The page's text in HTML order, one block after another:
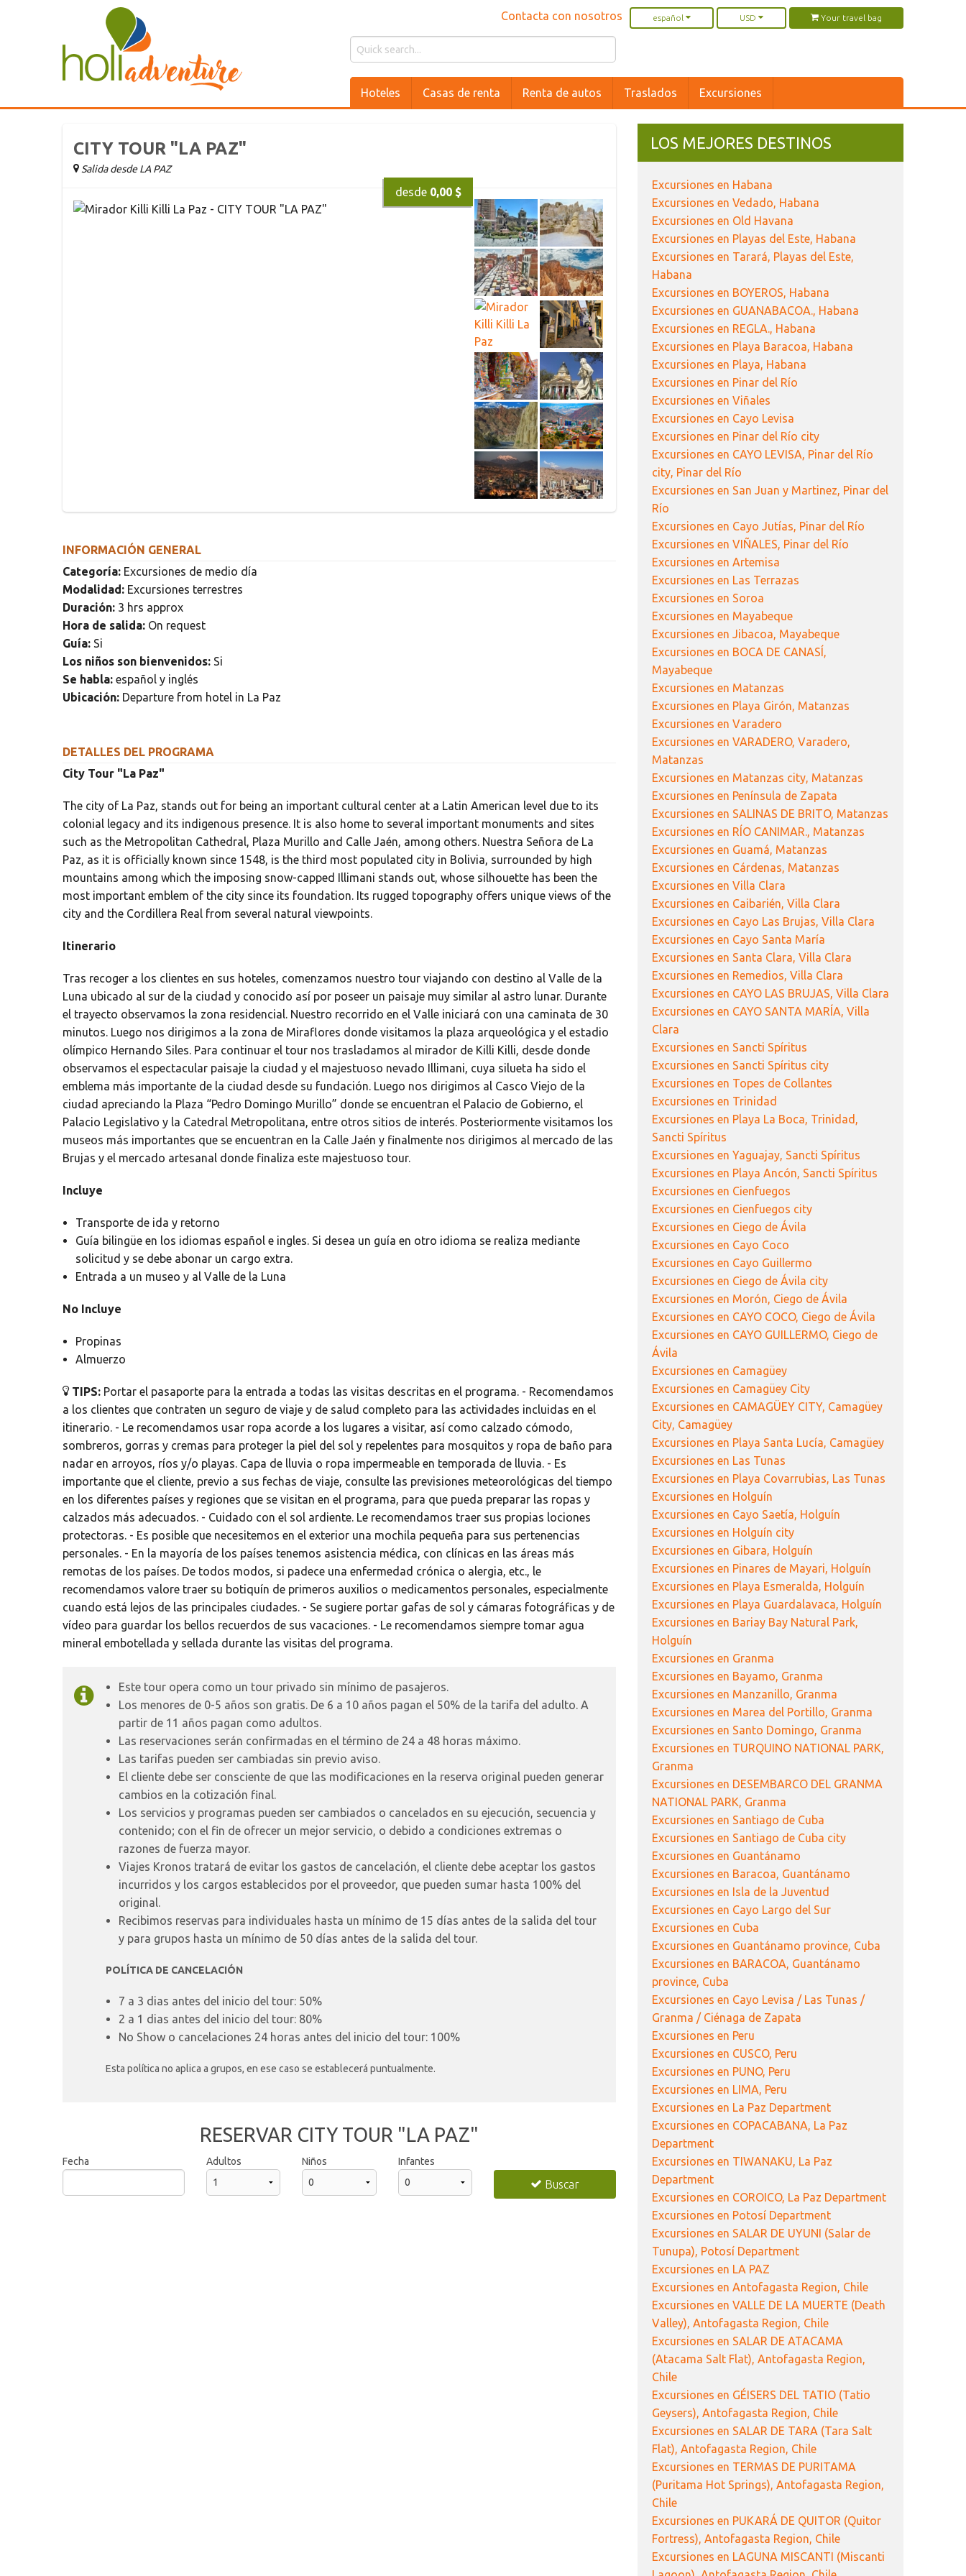
español USD Your travel bag
Contacta con nosotros
Hoteles Casas de renta Renta de autos Traslados Excursiones
CITY TOUR "LA PAZ"
Salida desde LA PAZ
desde 0,00 $
INFORMACIÓN GENERAL
Categoría: Excursiones de medio día
Modalidad: Excursiones terrestres
Duración: 3 hrs approx
Hora de salida: On request
Guía: Si
Los niños son bienvenidos: Si
Se habla: español y inglés
Ubicación: Departure from hotel in La Paz
DETALLES DEL PROGRAMA
City Tour "La Paz"
The city of La Paz, stands out for being an important cultural center at a Latin American level due to its
colonial legacy and its indigenous presence. It is also home to several important monuments and sites
such as the Metropolitan Cathedral, Plaza Murillo and Calle Jaén, among others. Nuestra Señora de La
Paz, as it is officially known since 1548, is the third most populated city in Bolivia, surrounded by high
mountains among which the imposing snow-capped Illimani stands out, whose silhouette has been the
most important emblem of the city since its foundation. Its rugged topography offers unique views of the
city and the Cordillera Real from several natural viewpoints.
Itinerario
Tras recoger a los clientes en sus hoteles, comenzamos nuestro tour viajando con destino al Valle de la
Luna ubicado al sur de la ciudad y conocido así por poseer un paisaje muy similar al astro lunar. Durante
el trayecto observamos la zona residencial. Nuestro recorrido en el Valle iniciará con una caminata de 30
minutos. Luego nos dirigimos a la zona de Miraflores donde visitamos la plaza arqueológica y el estadio
olímpico Hernando Siles. Para continuar el tour nos trasladamos al mirador de Killi Killi, desde donde
observamos el espectacular paisaje la ciudad y el majestuoso nevado Illimani, cuya silueta ha sido el
emblema más importante de la ciudad desde su fundación. Luego nos dirigimos al Casco Viejo de la
ciudad apreciando la Plaza “Pedro Domingo Murillo” donde se encuentran el Palacio de Gobierno, el
Palacio Legislativo y la Catedral Metropolitana, entre otros sitios de interés. Posteriormente visitamos los
museos más importantes que se encuentran en la Calle Jaén y finalmente nos dirigimos al mercado de las
Brujas y el mercado artesanal donde finaliza este majestuoso tour.
Incluye
Transporte de ida y retorno
Guía bilingüe en los idiomas español e ingles. Si desea un guía en otro idioma se realiza mediante
solicitud y se debe abonar un cargo extra.
Entrada a un museo y al Valle de la Luna
No Incluye
Propinas
Almuerzo
TIPS: Portar el pasaporte para la entrada a todas las visitas descritas en el programa. - Recomendamos
a los clientes que contraten un seguro de viaje y de salud completo para las actividades incluidas en el
itinerario. - Le recomendamos usar ropa acorde a los lugares a visitar, así como calzado cómodo,
sombreros, gorras y cremas para proteger la piel del sol y repelentes para mosquitos y ropa de baño para
nadar en arroyos, ríos y/o playas. Capa de lluvia o ropa impermeable en temporada de lluvia. - Es
importante que el cliente, previo a sus fechas de viaje, consulte las previsiones meteorológicas del tiempo
en los diferentes países y regiones que se visitan en el programa, para que pueda preparar las ropas y
calzados más adecuados. - Cuidado con el sol ardiente. Le recomendamos traer sus propias lociones
protectoras. - Es posible que necesitemos en el exterior una mochila pequeña para sus pertenencias
personales. - En la mayoría de los países tenemos asistencia médica, con clínicas en las áreas más
remotas de los países. De todos modos, si padece una enfermedad crónica o alergia, etc., le
recomendamos valore traer su botiquín de primeros auxilios o medicamentos personales, especialmente
cuando está lejos de las principales ciudades. - Se sugiere portar gafas de sol y cámaras fotográficas y de
vídeo para guardar los bellos recuerdos de sus vacaciones. - Le recomendamos siempre tomar agua
mineral embotellada y sellada durante las visitas del programa.
Este tour opera como un tour privado sin mínimo de pasajeros.
Los menores de 0-5 años son gratis. De 6 a 10 años pagan el 50% de la tarifa del adulto. A
partir de 11 años pagan como adultos.
Las reservaciones serán confirmadas en el término de 24 a 48 horas máximo.
Las tarifas pueden ser cambiadas sin previo aviso.
El cliente debe ser consciente de que las modificaciones en la reserva original pueden generar
cambios en la cotización final.
Los servicios y programas pueden ser cambiados o cancelados en su ejecución, secuencia y
contenido; con el fin de ofrecer un mejor servicio, o debido a condiciones extremas o
razones de fuerza mayor.
Viajes Kronos tratará de evitar los gastos de cancelación, el cliente debe aceptar los gastos
incurridos y los cargos establecidos por el proveedor, que pueden sumar hasta 100% del
original.
Recibimos reservas para individuales hasta un mínimo de 15 días antes de la salida del tour
y para grupos hasta un mínimo de 50 días antes de la salida del tour.
POLÍTICA DE CANCELACIÓN
7 a 3 dias antes del inicio del tour: 50%
2 a 1 dias antes del inicio del tour: 80%
No Show o cancelaciones 24 horas antes del inicio del tour: 100%
Esta política no aplica a grupos, en ese caso se establecerá puntualmente.
RESERVAR CITY TOUR "LA PAZ"
Fecha Adultos Niños Infantes
Buscar
LOS MEJORES DESTINOS
Excursiones en Habana
Excursiones en Vedado, Habana
Excursiones en Old Havana
Excursiones en Playas del Este, Habana
Excursiones en Tarará, Playas del Este,
Habana
Excursiones en BOYEROS, Habana
Excursiones en GUANABACOA., Habana
Excursiones en REGLA., Habana
Excursiones en Playa Baracoa, Habana
Excursiones en Playa, Habana
Excursiones en Pinar del Río
Excursiones en Viñales
Excursiones en Cayo Levisa
Excursiones en Pinar del Río city
Excursiones en CAYO LEVISA, Pinar del Río
city, Pinar del Río
Excursiones en San Juan y Martinez, Pinar del
Río
Excursiones en Cayo Jutías, Pinar del Río
Excursiones en VIÑALES, Pinar del Río
Excursiones en Artemisa
Excursiones en Las Terrazas
Excursiones en Soroa
Excursiones en Mayabeque
Excursiones en Jibacoa, Mayabeque
Excursiones en BOCA DE CANASÍ,
Mayabeque
Excursiones en Matanzas
Excursiones en Playa Girón, Matanzas
Excursiones en Varadero
Excursiones en VARADERO, Varadero,
Matanzas
Excursiones en Matanzas city, Matanzas
Excursiones en Península de Zapata
Excursiones en SALINAS DE BRITO, Matanzas
Excursiones en RÍO CANIMAR., Matanzas
Excursiones en Guamá, Matanzas
Excursiones en Cárdenas, Matanzas
Excursiones en Villa Clara
Excursiones en Caibarién, Villa Clara
Excursiones en Cayo Las Brujas, Villa Clara
Excursiones en Cayo Santa María
Excursiones en Santa Clara, Villa Clara
Excursiones en Remedios, Villa Clara
Excursiones en CAYO LAS BRUJAS, Villa Clara
Excursiones en CAYO SANTA MARÍA, Villa
Clara
Excursiones en Sancti Spíritus
Excursiones en Sancti Spíritus city
Excursiones en Topes de Collantes
Excursiones en Trinidad
Excursiones en Playa La Boca, Trinidad,
Sancti Spíritus
Excursiones en Yaguajay, Sancti Spíritus
Excursiones en Playa Ancón, Sancti Spíritus
Excursiones en Cienfuegos
Excursiones en Cienfuegos city
Excursiones en Ciego de Ávila
Excursiones en Cayo Coco
Excursiones en Cayo Guillermo
Excursiones en Ciego de Ávila city
Excursiones en Morón, Ciego de Ávila
Excursiones en CAYO COCO, Ciego de Ávila
Excursiones en CAYO GUILLERMO, Ciego de
Ávila
Excursiones en Camagüey
Excursiones en Camagüey City
Excursiones en CAMAGÜEY CITY, Camagüey
City, Camagüey
Excursiones en Playa Santa Lucía, Camagüey
Excursiones en Las Tunas
Excursiones en Playa Covarrubias, Las Tunas
Excursiones en Holguín
Excursiones en Cayo Saetía, Holguín
Excursiones en Holguín city
Excursiones en Gibara, Holguín
Excursiones en Pinares de Mayari, Holguín
Excursiones en Playa Esmeralda, Holguín
Excursiones en Playa Guardalavaca, Holguín
Excursiones en Bariay Bay Natural Park,
Holguín
Excursiones en Granma
Excursiones en Bayamo, Granma
Excursiones en Manzanillo, Granma
Excursiones en Marea del Portillo, Granma
Excursiones en Santo Domingo, Granma
Excursiones en TURQUINO NATIONAL PARK,
Granma
Excursiones en DESEMBARCO DEL GRANMA
NATIONAL PARK, Granma
Excursiones en Santiago de Cuba
Excursiones en Santiago de Cuba city
Excursiones en Guantánamo
Excursiones en Baracoa, Guantánamo
Excursiones en Isla de la Juventud
Excursiones en Cayo Largo del Sur
Excursiones en Cuba
Excursiones en Guantánamo province, Cuba
Excursiones en BARACOA, Guantánamo
province, Cuba
Excursiones en Cayo Levisa / Las Tunas /
Granma / Ciénaga de Zapata
Excursiones en Peru
Excursiones en CUSCO, Peru
Excursiones en PUNO, Peru
Excursiones en LIMA, Peru
Excursiones en La Paz Department
Excursiones en COPACABANA, La Paz
Department
Excursiones en TIWANAKU, La Paz
Department
Excursiones en COROICO, La Paz Department
Excursiones en Potosí Department
Excursiones en SALAR DE UYUNI (Salar de
Tunupa), Potosí Department
Excursiones en LA PAZ
Excursiones en Antofagasta Region, Chile
Excursiones en VALLE DE LA MUERTE (Death
Valley), Antofagasta Region, Chile
Excursiones en SALAR DE ATACAMA
(Atacama Salt Flat), Antofagasta Region,
Chile
Excursiones en GÉISERS DEL TATIO (Tatio
Geysers), Antofagasta Region, Chile
Excursiones en SALAR DE TARA (Tara Salt
Flat), Antofagasta Region, Chile
Excursiones en TERMAS DE PURITAMA
(Puritama Hot Springs), Antofagasta Region,
Chile
Excursiones en PUKARÁ DE QUITOR (Quitor
Fortress), Antofagasta Region, Chile
Excursiones en LAGUNA MISCANTI (Miscanti